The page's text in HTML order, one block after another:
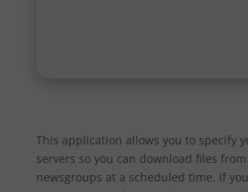
This application allows you to specify
servers so you can download files
newsgroups at a scheduled time. If